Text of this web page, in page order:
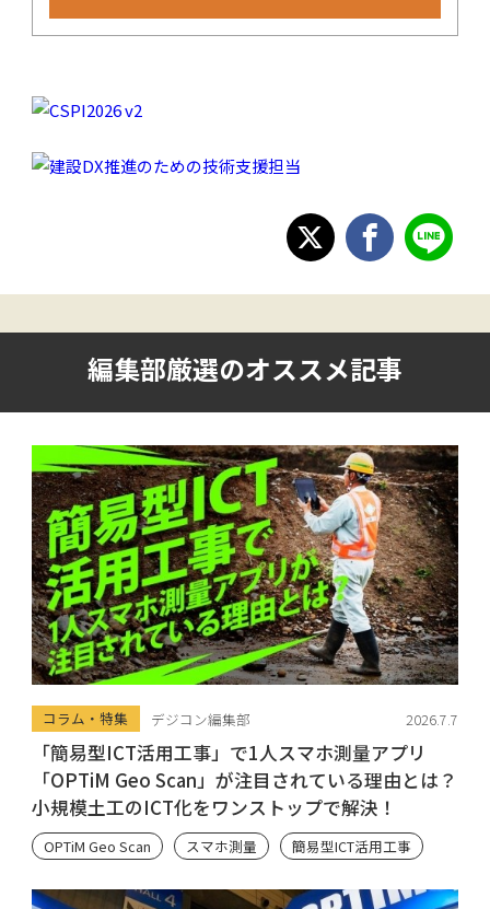
編集部厳選のオススメ記事
コラム・特集 デジコン編集部 2026.7.7
「簡易型ICT活用工事」で1人スマホ測量アプリ
「OPTiM Geo Scan」が注目されている理由とは？
小規模土工のICT化をワンストップで解決！
OPTiM Geo Scan スマホ測量 簡易型ICT活用工事